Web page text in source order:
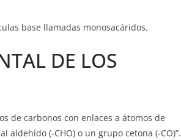
base llamadas monosacáridos.
DE LOS
de carbonos con enlaces a átomos de
aldehído (-CHO) o un grupo cetona (-CO)”.